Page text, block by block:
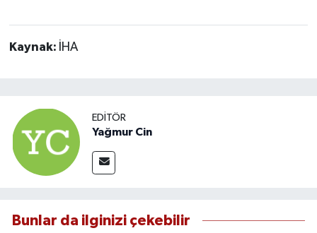
Kaynak: İHA
EDITÖR
Yağmur Cin
Bunlar da ilginizi çekebilir